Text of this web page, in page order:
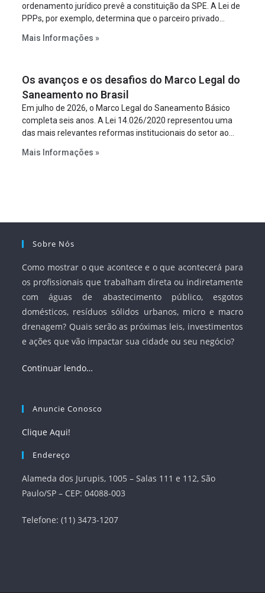
ordenamento jurídico prevê a constituição da SPE. A Lei de
PPPs, por exemplo, determina que o parceiro privado
empreendimento. Ou seja, a suposta “fraude à licitação” é
projeto a projeto.
Mais Informações »
Os avanços e os desafios do Marco Legal do
Saneamento no Brasil
Em julho de 2026, o Marco Legal do Saneamento Básico
completa seis anos. A Lei 14.026/2020 representou uma
das mais relevantes reformas institucionais do setor ao
serviços, ampliar a participação da iniciativa privada,
Mais Informações »
Sobre Nós
Como mostrar o que acontece e o que acontecerá para
os profissionais que trabalham direta ou indiretamente
com águas de abastecimento público, esgotos
domésticos, resíduos sólidos urbanos, micro e macro
drenagem? Quais serão as próximas leis, investimentos
e ações que vão impactar sua cidade ou seu negócio?
Continuar lendo…
Anuncie Conosco
Clique Aqui!
Endereço
Alameda dos Jurupis, 1005 – Salas 111 e 112, São
Paulo/SP – CEP: 04088-003
Telefone: (11) 3473-1207